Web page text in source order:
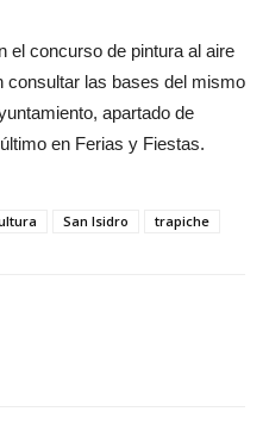
el concurso de pintura al aire
consultar las bases del mismo
apartado de
en Ferias y Fiestas.
San Isidro trapiche